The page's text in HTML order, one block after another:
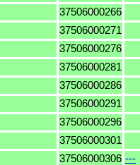
37506000266
37506000271
37506000276
37506000281
37506000286
37506000291
37506000296
37506000301
37506000306 ---